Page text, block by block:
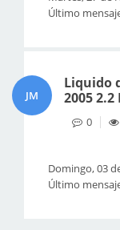
Último
JM
Liquido
2005 2.2
0
Domingo, 03
Último